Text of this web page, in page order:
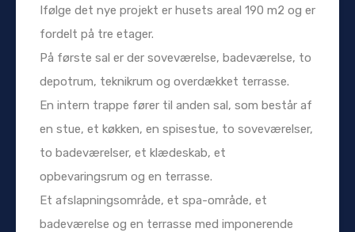
Ifølge det nye projekt er husets areal 190 m2 og er
fordelt på tre etager.
På første sal er der soveværelse, badeværelse, to
depotrum, teknikrum og overdækket terrasse.
En intern trappe fører til anden sal, som består af
en stue, et køkken, en spisestue, to soveværelser,
to badeværelser, et klædeskab, et
opbevaringsrum og en terrasse.
Et afslapningsområde, et spa-område, et
badeværelse og en terrasse med imponerende